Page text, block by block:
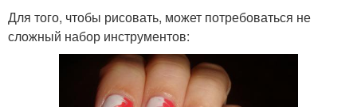
Для того, чтобы рисовать, может потребоваться не
сложный набор инструментов: